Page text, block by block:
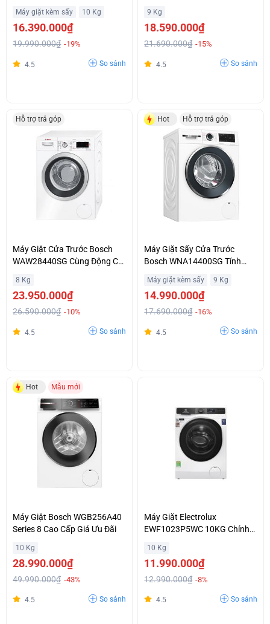
Cơ Không Chổi Than
EcoSilence Drive Giá Rẻ
Máy giặt kèm sấy 10 Kg
16.390.000₫
19.990.000₫ -19%
4.5 So sánh
Thời Gian Hỗ Trợ Trả Góp
9 Kg
18.590.000₫
21.690.000₫ -15%
4.5 So sánh
Hỗ trợ trả góp
Máy Giặt Cửa Trước Bosch
WAW28440SG Cùng Động Cơ
8 Kg
23.950.000₫
26.590.000₫ -10%
4.5 So sánh
Hot Hỗ trợ trả góp
Máy Giặt Sấy Cửa Trước
Bosch WNA14400SG Tính
Thời Gian Giá Siêu Ưu Đãi
Máy giặt kèm sấy 9 Kg
14.990.000₫
17.690.000₫ -16%
4.5 So sánh
Hot Mẫu mới
Máy Giặt Bosch WGB256A40
Series 8 Cao Cấp Giá Ưu Đãi
10 Kg
28.990.000₫
49.990.000₫ -43%
4.5 So sánh
Máy Giặt Electrolux
EWF1023P5WC 10KG Chính
10 Kg
11.990.000₫
12.990.000₫ -8%
4.5 So sánh